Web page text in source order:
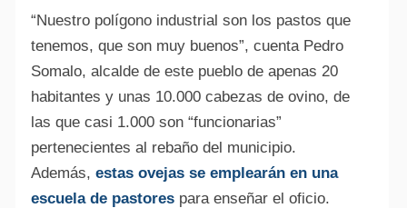
“Nuestro polígono industrial son los pastos que
tenemos, que son muy buenos”, cuenta Pedro
Somalo, alcalde de este pueblo de apenas 20
habitantes y unas 10.000 cabezas de ovino, de
las que casi 1.000 son “funcionarias”
pertenecientes al rebaño del municipio.
Además, estas ovejas se emplearán en una
escuela de pastores para enseñar el oficio.